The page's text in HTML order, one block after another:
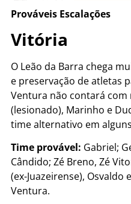
Prováveis Escalações
Vitória
O Leão da Barra chega
e preservação de atletas
Ventura não contará com
(lesionado), Marinho e
time alternativo em
Time provável: Gabriel;
Cândido; Zé Breno, Zé
(ex-Juazeirense), Osvaldo
Ventura.